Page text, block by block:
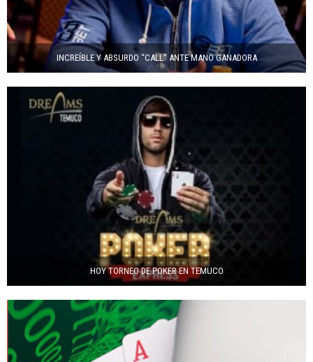
INCREÍBLE Y ABSURDO “CALL” ANTE MANO GANADORA
HOY TORNEO DE POKER EN TEMUCO